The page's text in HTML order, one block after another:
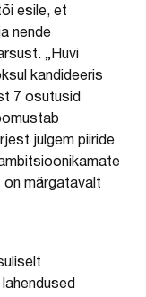
esile, et
nende
„Huvi
kandideeris
7 osutusid
julgem piiride
märgatavalt